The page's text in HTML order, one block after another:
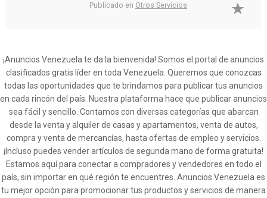
Publicado en Otros Servicios
¡Anuncios Venezuela te da la bienvenida! Somos el portal de anuncios
clasificados gratis líder en toda Venezuela. Queremos que conozcas
todas las oportunidades que te brindamos para publicar tus anuncios
en cada rincón del país. Nuestra plataforma hace que publicar anuncios
sea fácil y sencillo. Contamos con diversas categorías que abarcan
desde la venta y alquiler de casas y apartamentos, venta de autos,
compra y venta de mercancías, hasta ofertas de empleo y servicios.
¡Incluso puedes vender artículos de segunda mano de forma gratuita!
Estamos aquí para conectar a compradores y vendedores en todo el
país, sin importar en qué región te encuentres. Anuncios Venezuela es
tu mejor opción para promocionar tus productos y servicios de manera